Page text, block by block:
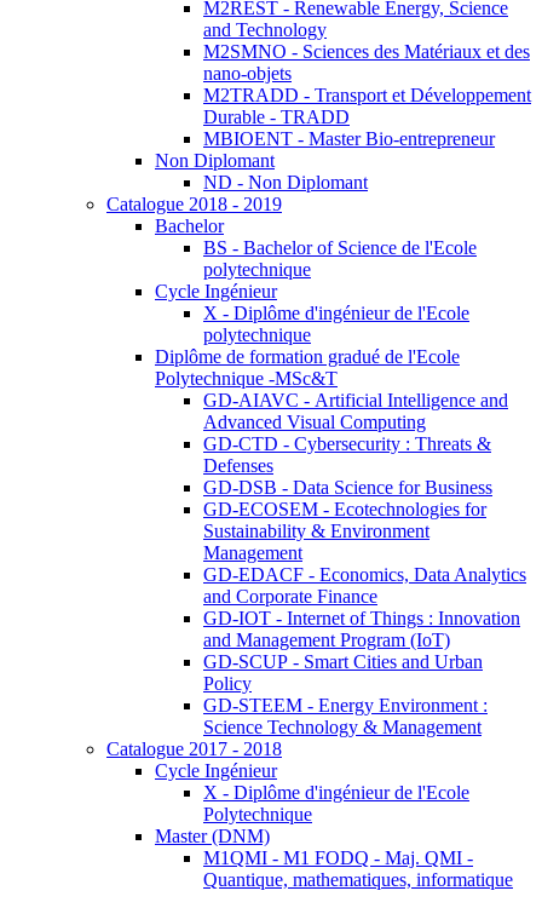
M2REST - Renewable Energy, Science
and Technology
M2SMNO - Sciences des Matériaux et des
nano-objets
M2TRADD - Transport et Développement
Durable - TRADD
MBIOENT - Master Bio-entrepreneur
Non Diplomant
ND - Non Diplomant
Catalogue 2018 - 2019
Bachelor
BS - Bachelor of Science de l'Ecole
polytechnique
Cycle Ingénieur
X - Diplôme d'ingénieur de l'Ecole
polytechnique
Diplôme de formation gradué de l'Ecole
Polytechnique -MSc&T
GD-AIAVC - Artificial Intelligence and
Advanced Visual Computing
GD-CTD - Cybersecurity : Threats &
Defenses
GD-DSB - Data Science for Business
GD-ECOSEM - Ecotechnologies for
Sustainability & Environment
Management
GD-EDACF - Economics, Data Analytics
and Corporate Finance
GD-IOT - Internet of Things : Innovation
and Management Program (IoT)
GD-SCUP - Smart Cities and Urban
Policy
GD-STEEM - Energy Environment :
Science Technology & Management
Catalogue 2017 - 2018
Cycle Ingénieur
X - Diplôme d'ingénieur de l'Ecole
Polytechnique
Master (DNM)
M1QMI - M1 FODQ - Maj. QMI -
Quantique, mathematiques, informatique